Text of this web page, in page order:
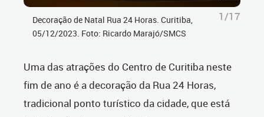
Decoração de Natal Rua 24 Horas. Curitiba,
05/12/2023. Foto: Ricardo Marajó/SMCS
1/17
Uma das atrações do Centro de Curitiba neste
fim de ano é a decoração da Rua 24 Horas,
tradicional ponto turístico da cidade, que está